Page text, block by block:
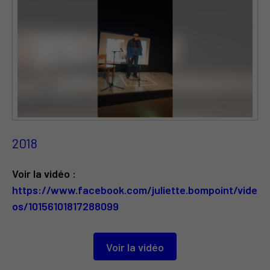
2018
Voir la vidéo :
https://www.facebook.com/juliette.bompoint/vide
os/10156101817288099
Voir la vidéo